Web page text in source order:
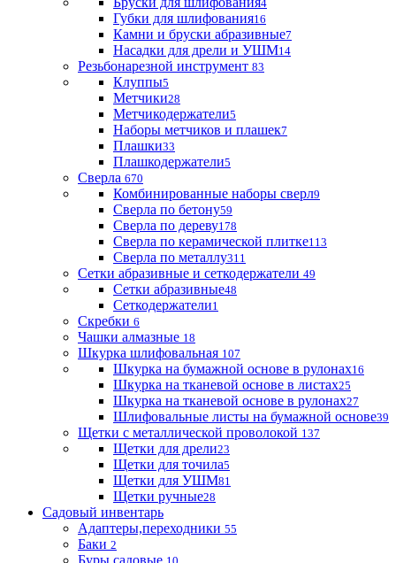
4
Губки для шлифования16
Камни и бруски абразивные7
Насадки для дрели и УШМ14
Резьбонарезной инструмент 83
Клуппы5
Метчики28
Метчикодержатели5
Наборы метчиков и плашек7
Плашки33
Плашкодержатели5
Сверла 670
Комбинированные наборы сверл9
Сверла по бетону59
Сверла по дереву178
Сверла по керамической плитке113
Сверла по металлу311
Сетки абразивные и сеткодержатели 49
Сетки абразивные48
Сеткодержатели1
Скребки 6
Чашки алмазные 18
Шкурка шлифовальная 107
Шкурка на бумажной основе в рулонах16
Шкурка на тканевой основе в листах25
Шкурка на тканевой основе в рулонах27
Шлифовальные листы на бумажной основе39
Щетки с металлической проволокой 137
Щетки для дрели23
Щетки для точила5
Щетки для УШМ81
Щетки ручные28
Садовый инвентарь
Адаптеры,переходники 55
Баки 2
Буры садовые